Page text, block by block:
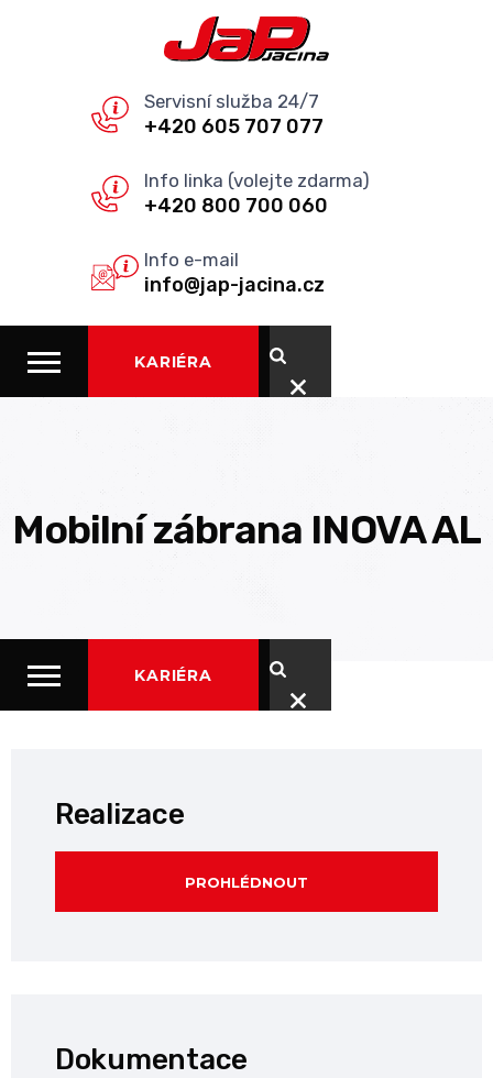
Servisní služba 24/7
+420 605 707 077
Info linka (volejte zdarma)
+420 800 700 060
Info e-mail
info@jap-jacina.cz
KARIÉRA
KARIÉRA
Mobilní zábrana INOVA AL
Realizace
PROHLÉDNOUT
Dokumentace